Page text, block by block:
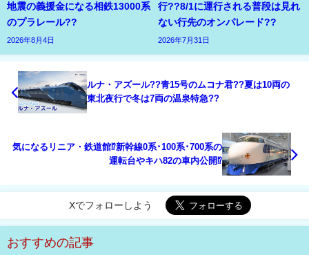
地震の義援金になる相鉄13000系
のプラレール??
2026年8月4日
行??8/1に運行される普段は見れ
ない行先のオンパレード??
2026年7月31日
ルナ・アズール??青15号のムコナ君??夏は10両の
東北夜行で冬は7両の温泉特急??
気になるリニア・鉄道館⁉新幹線0系･100系･700系の
運転台やキハ82の車内公開⁉
Xでフォローしよう
おすすめの記事